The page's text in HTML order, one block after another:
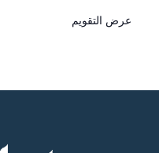
عرض التقويم